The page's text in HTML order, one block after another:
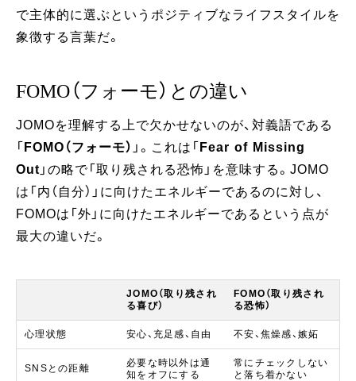
で主体的に選ぶというポジティブなライフスタイルを
象徴する言葉だ。
FOMO（フォーモ）との違い
JOMOを理解する上で欠かせないのが、対義語である
「 FOMO（フォーモ） 」。これは「 Fear of Missing
Out 」の略で「取り残される恐怖」を意味する。JOMO
は「内（自分）」に向けたエネルギーであるのに対し、
FOMOは「外」に向けたエネルギーであるという点が
最大の違いだ。
JOMO（取り残され
る喜び）
FOMO（取り残され
る恐怖）
心理状態 安心、充足感、自由 不安、焦燥感、嫉妬
SNSとの距離
必要な時以外は通
知をオフにする
常にチェックしない
と落ち着かない